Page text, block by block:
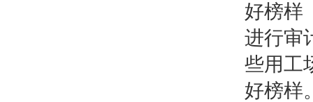
好榜
进行审
些用工
好榜样